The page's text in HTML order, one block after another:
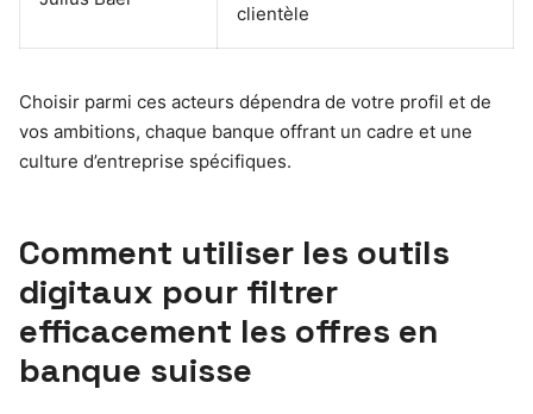
clientèle
Choisir parmi ces acteurs dépendra de votre profil et de
vos ambitions, chaque banque offrant un cadre et une
culture d’entreprise spécifiques.
Comment utiliser les outils
digitaux pour filtrer
efficacement les offres en
banque suisse